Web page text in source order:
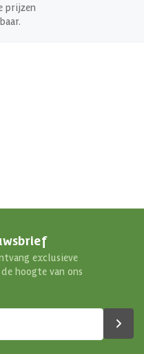
prijzen
exclusieve
hoogte van ons